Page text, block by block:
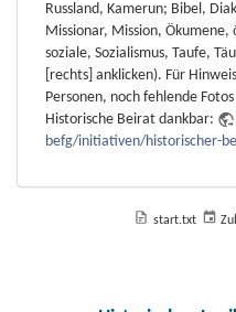
Russland, Kamerun; Bibel,
Missionar, Mission,
soziale, Sozialismus, Taufe,
[rechts] anklicken). Für
Personen, noch fehlende
Historische Beirat dankbar:
befg/initiativen/historischer-
start.txt